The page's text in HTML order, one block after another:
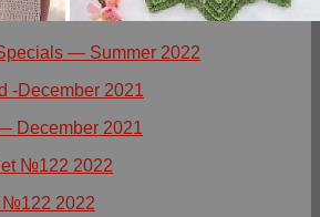
— Summer 2022
December 2021
№122 2022